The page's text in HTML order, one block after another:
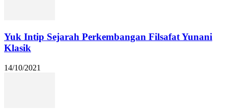
Yuk Intip Sejarah Perkembangan Filsafat Yunani
Klasik
14/10/2021